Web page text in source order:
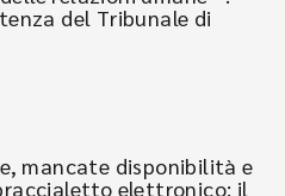
del Tribunale di
mancate disponibilità e
elettronico: il